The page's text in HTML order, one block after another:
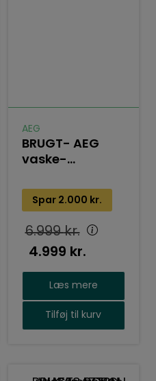
AEG
BRUGT- AEG
vaske-
L7WDB861G
Spar 2.000 kr.
6.999kr.
4.999 kr.
Læs mere
Tilføj til kurv